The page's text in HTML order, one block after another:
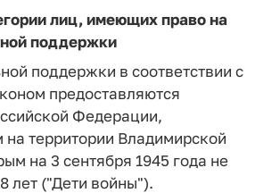
лиц, имеющих право на
поддержки
поддержки в соответствии с
предоставляются
Федерации,
территории Владимирской
на 3 сентября 1945 года не
лет ("Дети войны").